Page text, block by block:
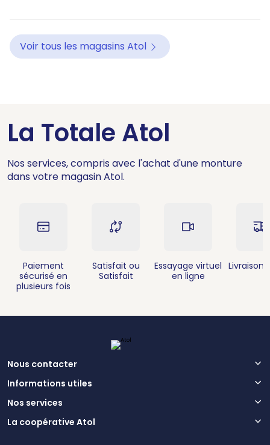
Voir tous les magasins Atol
La Totale Atol
Nos services, compris avec l'achat d'une monture
dans votre magasin Atol.
Paiement
sécurisé en
plusieurs fois
Satisfait ou
Satisfait
Essayage virtuel
en ligne
Livraison
Nous contacter
Informations utiles
Nos services
La coopérative Atol